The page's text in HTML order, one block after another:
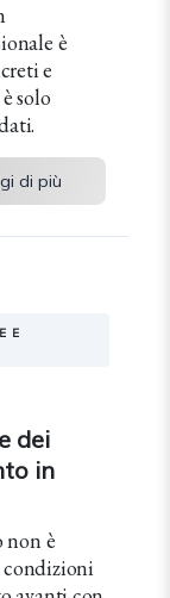
è
e
solo
di più
E
dei
in
non è
condizioni